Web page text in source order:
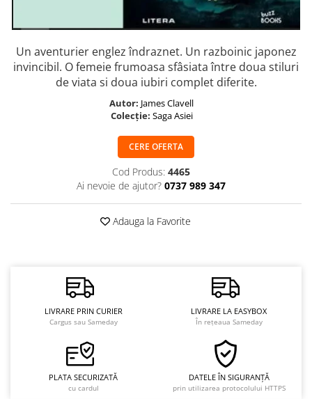
Un aventurier englez îndraznet. Un razboinic japonez
invincibil. O femeie frumoasa sfâsiata între doua stiluri
de viata si doua iubiri complet diferite.
Autor: James Clavell
Colecție: Saga Asiei
CERE OFERTA
Cod Produs: 4465
Ai nevoie de ajutor? 0737 989 347
Adauga la Favorite
LIVRARE PRIN CURIER
Cargus sau Sameday
LIVRARE LA EASYBOX
În rețeaua Sameday
PLATA SECURIZATĂ
cu cardul
DATELE ÎN SIGURANȚĂ
prin utilizarea protocolului HTTPS